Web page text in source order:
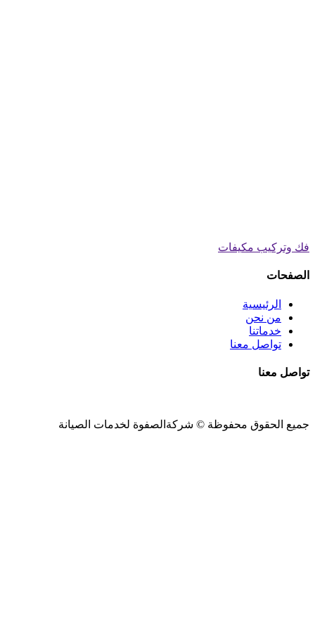
فك وتركيب مكيفات
الصفحات
الرئيسية
من نحن
خدماتنا
تواصل معنا
تواصل معنا
جميع الحقوق محفوظة © شركةالصفوة لخدمات الصيانة